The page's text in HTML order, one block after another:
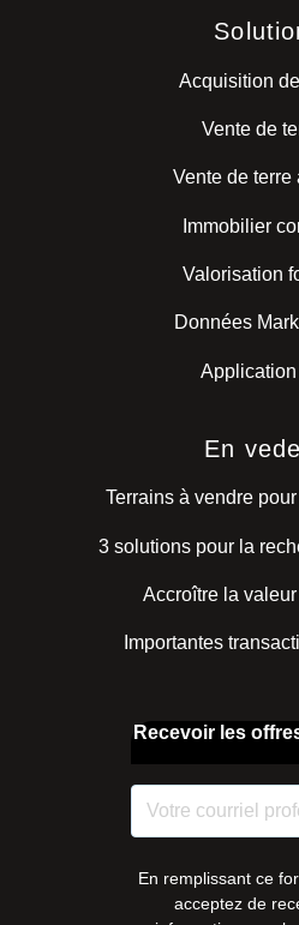
Acquisition
Vente de
Vente de terre
Immobilier
Valorisation
Données
En
Terrains à vendre
3 solutions pour la
Accroître la
Importantes
Recevoir les
En remplissant ce
acceptez de